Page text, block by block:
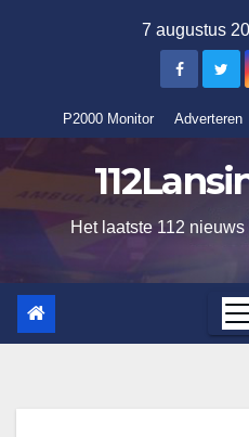
7 augustus
P2000 Monitor Adverteren
Het laatste 112